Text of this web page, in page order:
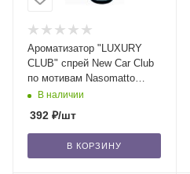
Ароматизатор "LUXURY
CLUB" спрей New Car Club
по мотивам Nasomatto
Black Afgano/24
В наличии
392 ₽/шт
В КОРЗИНУ